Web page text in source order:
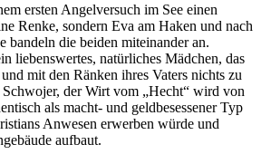
ersten Angelversuch im See einen
Renke, sondern Eva am Haken und nach
bandeln die beiden miteinander an.
liebenswertes, natürliches Mädchen, das
mit den Ränken ihres Vaters nichts zu
der Wirt vom „Hecht“ wird von
als macht- und geldbesessener Typ
Anwesen erwerben würde und
aufbaut.